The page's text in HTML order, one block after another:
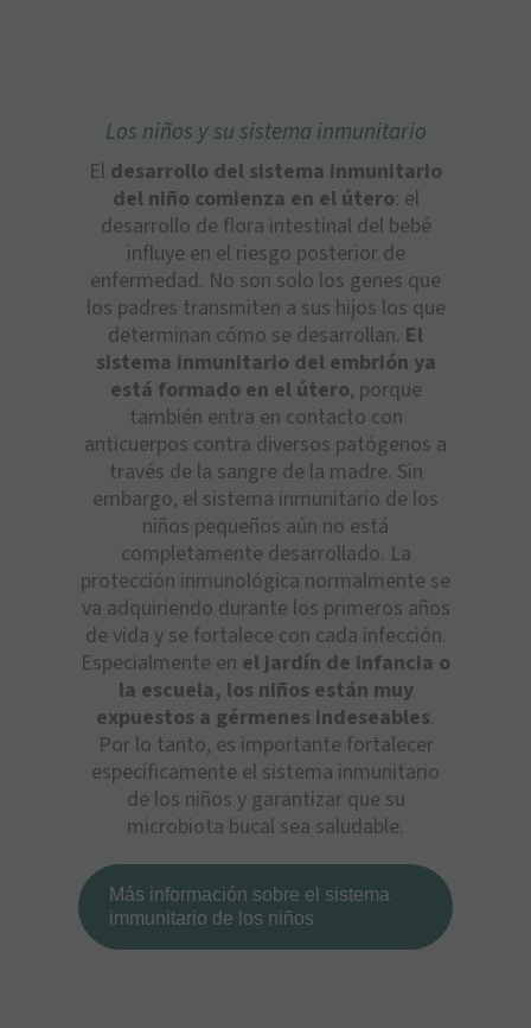
Los niños y su sistema inmunitario
El desarrollo del sistema inmunitario
del niño comienza en el útero: el
desarrollo de flora intestinal del bebé
influye en el riesgo posterior de
enfermedad. No son solo los genes que
los padres transmiten a sus hijos los que
determinan cómo se desarrollan. El
sistema inmunitario del embrión ya
está formado en el útero, porque
también entra en contacto con
anticuerpos contra diversos patógenos a
través de la sangre de la madre. Sin
embargo, el sistema inmunitario de los
niños pequeños aún no está
completamente desarrollado. La
protección inmunológica normalmente se
va adquiriendo durante los primeros años
de vida y se fortalece con cada infección.
Especialmente en el jardín de infancia o
la escuela, los niños están muy
expuestos a gérmenes indeseables.
Por lo tanto, es importante fortalecer
específicamente el sistema inmunitario
de los niños y garantizar que su
microbiota bucal sea saludable.
Más información sobre el sistema
immunitario de los niños